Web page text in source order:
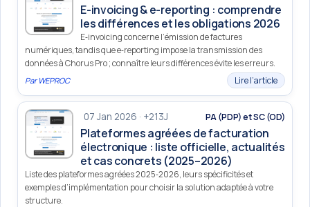
E-invoicing & e-reporting : comprendre
les différences et les obligations 2026
E‑invoicing concerne l’émission de factures
numériques, tandis que e‑reporting impose la transmission des
données à Chorus Pro ; connaître leurs différences évite les erreurs.
ParWEPROC Lire l’article
07 Jan 2026 · +213J PA (PDP) et SC (OD)
Plateformes agréées de facturation
électronique : liste officielle, actualités
et cas concrets (2025–2026)
Liste des plateformes agréées 2025‑2026, leurs spécificités et
exemples d’implémentation pour choisir la solution adaptée à votre
structure.